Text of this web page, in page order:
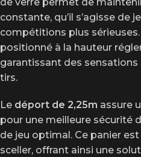
de verre permet de
constante, qu’il s’agisse de
compétitions plus
positionné à la hauteur
garantissant des
tirs.
Le déport de 2,25m assure
pour une meilleure sécurité
de jeu optimal. Ce panier
sceller, offrant ainsi une